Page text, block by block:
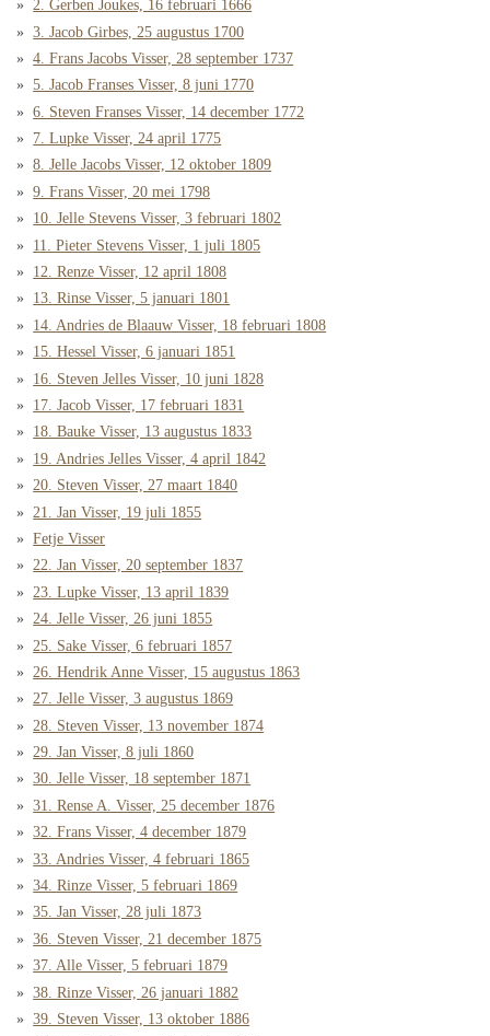
2. Gerben Joukes, 16 februari 1666
3. Jacob Girbes, 25 augustus 1700
4. Frans Jacobs Visser, 28 september 1737
5. Jacob Franses Visser, 8 juni 1770
6. Steven Franses Visser, 14 december 1772
7. Lupke Visser, 24 april 1775
8. Jelle Jacobs Visser, 12 oktober 1809
9. Frans Visser, 20 mei 1798
10. Jelle Stevens Visser, 3 februari 1802
11. Pieter Stevens Visser, 1 juli 1805
12. Renze Visser, 12 april 1808
13. Rinse Visser, 5 januari 1801
14. Andries de Blaauw Visser, 18 februari 1808
15. Hessel Visser, 6 januari 1851
16. Steven Jelles Visser, 10 juni 1828
17. Jacob Visser, 17 februari 1831
18. Bauke Visser, 13 augustus 1833
19. Andries Jelles Visser, 4 april 1842
20. Steven Visser, 27 maart 1840
21. Jan Visser, 19 juli 1855
Fetje Visser
22. Jan Visser, 20 september 1837
23. Lupke Visser, 13 april 1839
24. Jelle Visser, 26 juni 1855
25. Sake Visser, 6 februari 1857
26. Hendrik Anne Visser, 15 augustus 1863
27. Jelle Visser, 3 augustus 1869
28. Steven Visser, 13 november 1874
29. Jan Visser, 8 juli 1860
30. Jelle Visser, 18 september 1871
31. Rense A. Visser, 25 december 1876
32. Frans Visser, 4 december 1879
33. Andries Visser, 4 februari 1865
34. Rinze Visser, 5 februari 1869
35. Jan Visser, 28 juli 1873
36. Steven Visser, 21 december 1875
37. Alle Visser, 5 februari 1879
38. Rinze Visser, 26 januari 1882
39. Steven Visser, 13 oktober 1886